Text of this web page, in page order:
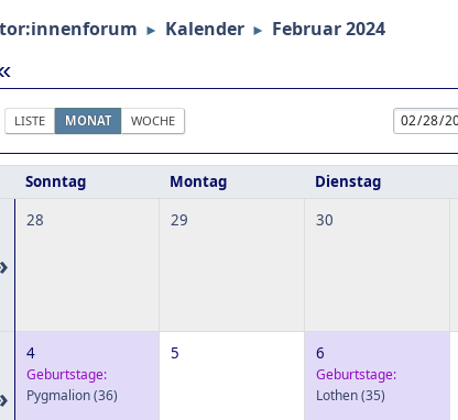
► Kalender ► Februar 2024
LISTE MONAT WOCHE
Sonntag Montag Dienstag
28 29 30
4
Geburtstage:
Pygmalion(36)
5 6
Geburtstage:
Lothen(35)